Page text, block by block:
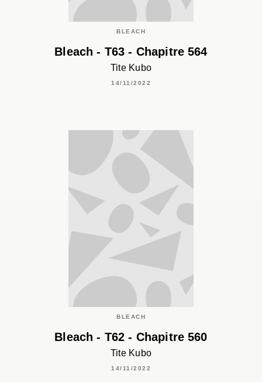
BLEACH
Bleach - T63 - Chapitre 564
Tite Kubo
14/11/2022
BLEACH
Bleach - T62 - Chapitre 560
Tite Kubo
14/11/2022